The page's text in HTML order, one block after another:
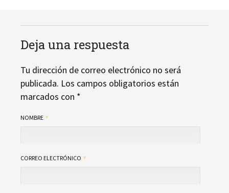
Deja una respuesta
Tu dirección de correo electrónico no será
publicada. Los campos obligatorios están
marcados con *
NOMBRE
CORREO ELECTRÓNICO